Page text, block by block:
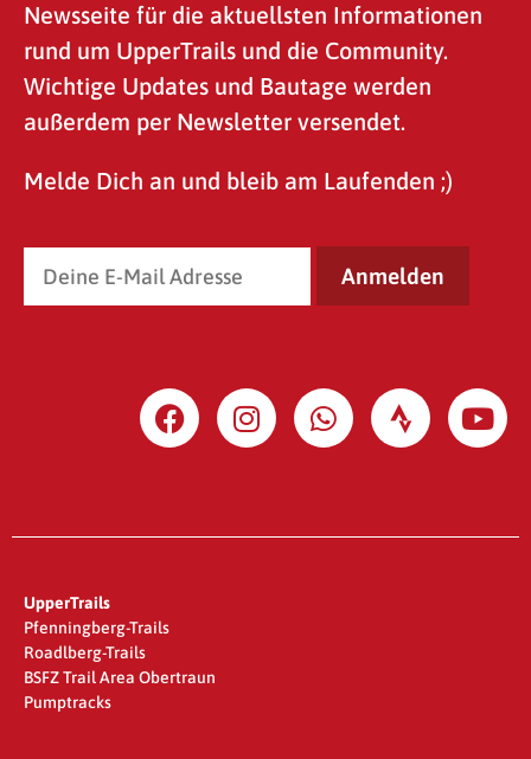
Newsseite für die aktuellsten Informationen
rund um UpperTrails und die Community.
Wichtige Updates und Bautage werden
außerdem per Newsletter versendet.
Melde Dich an und bleib am Laufenden ;)
UpperTrails
Pfenningberg-Trails
Roadlberg-Trails
BSFZ Trail Area Obertraun
Pumptracks